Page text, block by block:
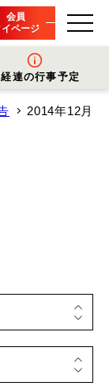
会員
ページ
連の行事予定
2014年12月